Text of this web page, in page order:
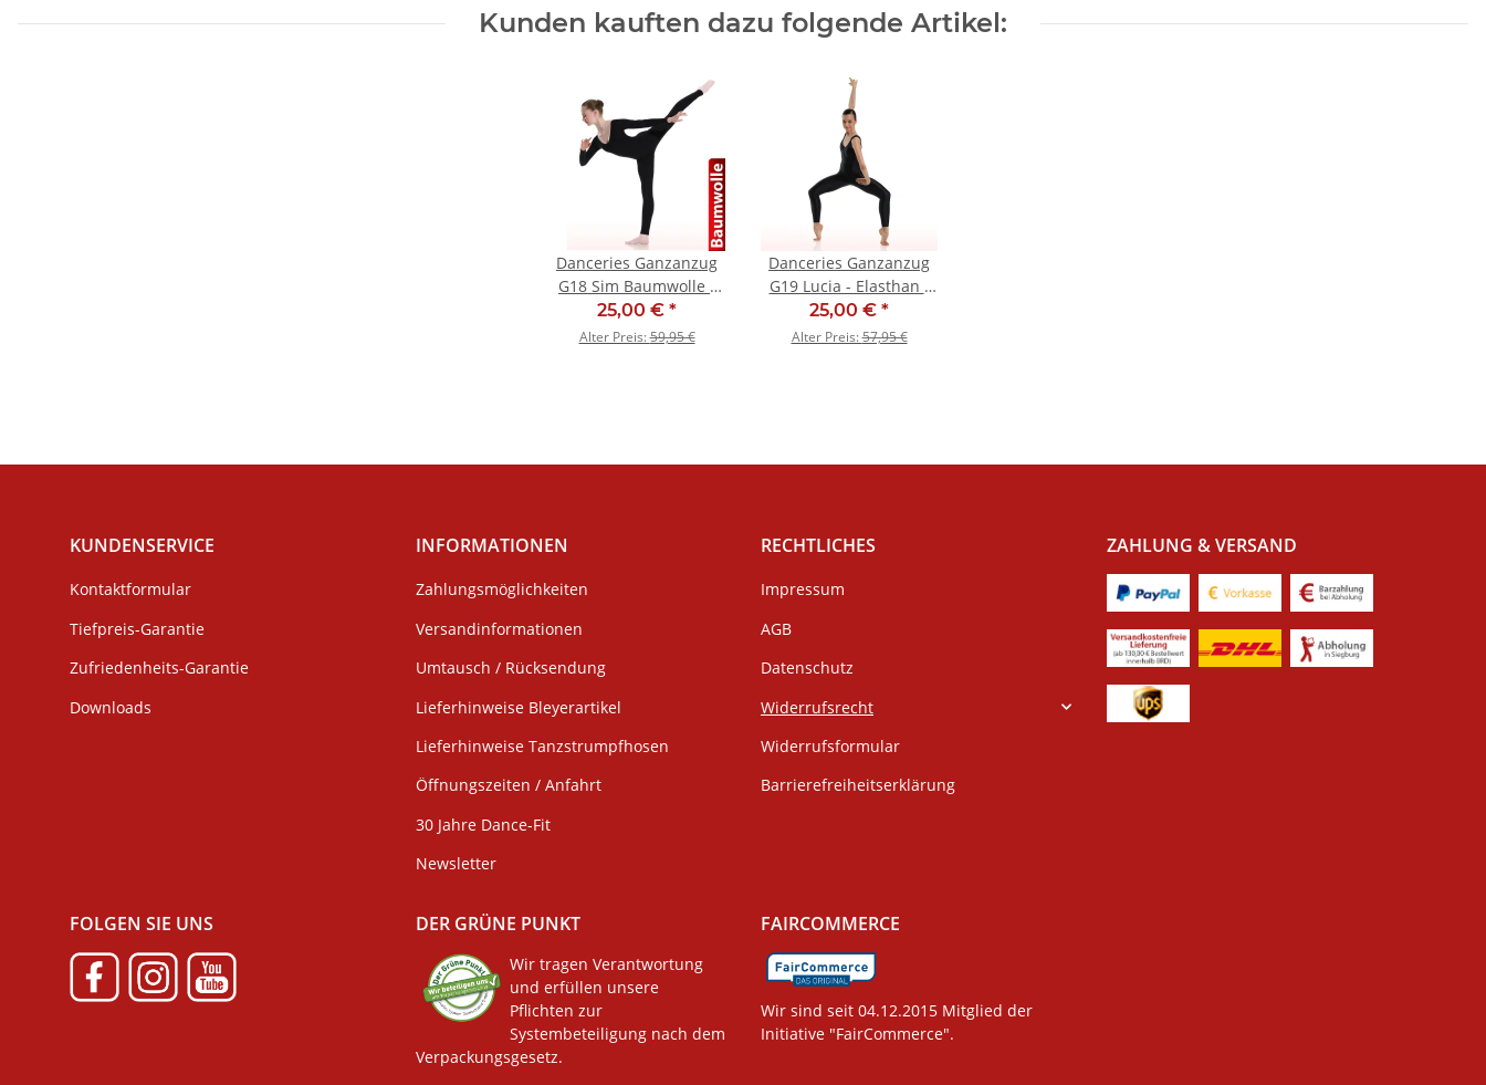
Kunden kauften dazu folgende Artikel:
Danceries Ganzanzug
G18 Sim Baumwolle -
SALE
25,00 € *
Alter Preis:59,95 €
Danceries Ganzanzug
G19 Lucia - Elasthan -
SALE
25,00 € *
Alter Preis:57,95 €
KUNDENSERVICE
Kontaktformular
Tiefpreis-Garantie
Zufriedenheits-Garantie
Downloads
INFORMATIONEN
Zahlungsmöglichkeiten
Versandinformationen
Umtausch / Rücksendung
Lieferhinweise Bleyerartikel
Lieferhinweise Tanzstrumpfhosen
Öffnungszeiten / Anfahrt
30 Jahre Dance-Fit
Newsletter
RECHTLICHES
Impressum
AGB
Datenschutz
Widerrufsrecht
Widerrufsformular
Barrierefreiheitserklärung
ZAHLUNG & VERSAND
FOLGEN SIE UNS DER GRÜNE PUNKT
Wir tragen Verantwortung
und erfüllen unsere
Pflichten zur
Systembeteiligung nach dem
Verpackungsgesetz.
FAIRCOMMERCE
Wir sind seit 04.12.2015 Mitglied der
Initiative "FairCommerce".